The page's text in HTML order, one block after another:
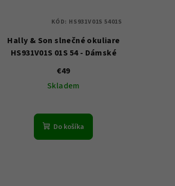
Hally & Son slnečné okuliare
HS931V01S 01S 54 - Dámské
€49
Skladem
Do košíka
KÓD: HS931V01S 5401S